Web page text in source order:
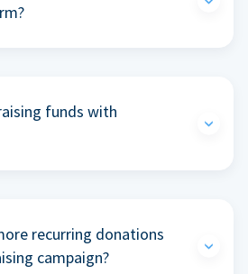
funds with
recurring donations
campaign?